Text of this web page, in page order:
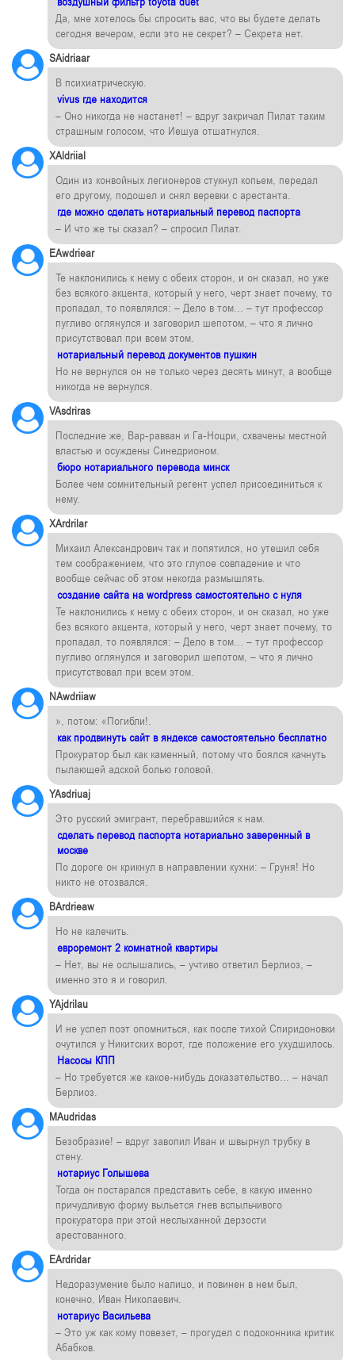
Да, мне хотелось бы спросить вас, что вы будете делать
сегодня вечером, если это не секрет? – Секрета нет.
SAidriaar
В психиатрическую.
vivus где находится
– Оно никогда не настанет! – вдруг закричал Пилат таким
страшным голосом, что Иешуа отшатнулся.
XAldriial
Один из конвойных легионеров стукнул копьем, передал
его другому, подошел и снял веревки с арестанта.
где можно сделать нотариальный перевод паспорта
– И что же ты сказал? – спросил Пилат.
EAwdriear
Те наклонились к нему с обеих сторон, и он сказал, но уже
без всякого акцента, который у него, черт знает почему, то
пропадал, то появлялся: – Дело в том… – тут профессор
пугливо оглянулся и заговорил шепотом, – что я лично
присутствовал при всем этом.
нотариальный перевод документов пушкин
Но не вернулся он не только через десять минут, а вообще
никогда не вернулся.
VAsdriras
Последние же, Вар-равван и Га-Ноцри, схвачены местной
властью и осуждены Синедрионом.
бюро нотариального перевода минск
Более чем сомнительный регент успел присоединиться к
нему.
XArdrilar
Михаил Александрович так и попятился, но утешил себя
тем соображением, что это глупое совпадение и что
вообще сейчас об этом некогда размышлять.
создание сайта на wordpress самостоятельно с нуля
Те наклонились к нему с обеих сторон, и он сказал, но уже
без всякого акцента, который у него, черт знает почему, то
пропадал, то появлялся: – Дело в том… – тут профессор
пугливо оглянулся и заговорил шепотом, – что я лично
присутствовал при всем этом.
NAwdriiaw
», потом: «Погибли!.
как продвинуть сайт в яндексе самостоятельно бесплатно
Прокуратор был как каменный, потому что боялся качнуть
пылающей адской болью головой.
YAsdriuaj
Это русский эмигрант, перебравшийся к нам.
сделать перевод паспорта нотариально заверенный в
москве
По дороге он крикнул в направлении кухни: – Груня! Но
никто не отозвался.
BArdrieaw
Но не калечить.
евроремонт 2 комнатной квартиры
– Нет, вы не ослышались, – учтиво ответил Берлиоз, –
именно это я и говорил.
YAjdrilau
И не успел поэт опомниться, как после тихой Спиридоновки
очутился у Никитских ворот, где положение его ухудшилось.
Насосы КПП
– Но требуется же какое-нибудь доказательство… – начал
Берлиоз.
MAudridas
Безобразие! – вдруг завопил Иван и швырнул трубку в
стену.
нотариус Голышева
Тогда он постарался представить себе, в какую именно
причудливую форму выльется гнев вспыльчивого
прокуратора при этой неслыханной дерзости
арестованного.
EArdridar
Недоразумение было налицо, и повинен в нем был,
конечно, Иван Николаевич.
нотариус Васильева
– Это уж как кому повезет, – прогудел с подоконника критик
Абабков.